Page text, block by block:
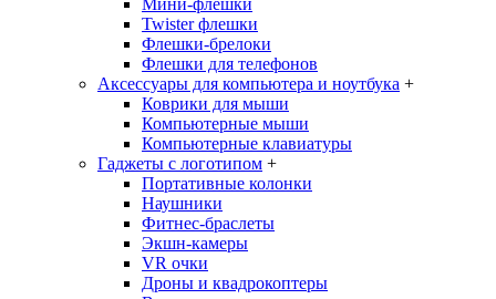
Мини-флешки
Twister флешки
Флешки-брелоки
Флешки для телефонов
Аксессуары для компьютера и ноутбука +
Коврики для мыши
Компьютерные мыши
Компьютерные клавиатуры
Гаджеты с логотипом +
Портативные колонки
Наушники
Фитнес-браслеты
Экшн-камеры
VR очки
Дроны и квадрокоптеры